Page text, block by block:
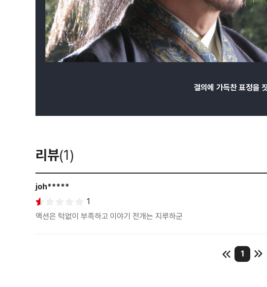
결의에 가득찬 표정을
리뷰(1)
joh*****
1
액션은 턱없이 부족하고 이야기 전개는 지루하군
1